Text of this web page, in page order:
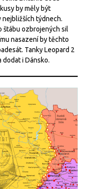
by měly být
nejbližších týdnech.
štábu ozbrojených sil
nasazení by těchto
Tanky Leopard 2
dodat i Dánsko.